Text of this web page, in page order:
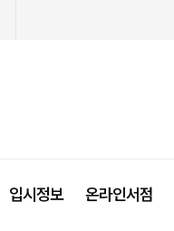
입시정보 온라인서점